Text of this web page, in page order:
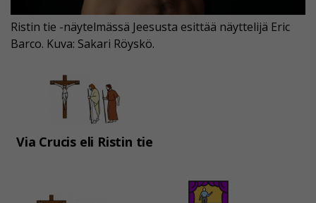
Via Crucis eli Ristin tie
Ristin tie -näytelmässä Jeesusta esittää näyttelijä Eric
Barco. Kuva: Sakari Röyskö.